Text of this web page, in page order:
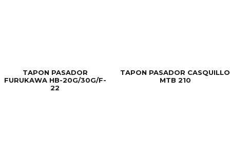
TAPON PASADOR
FURUKAWA HB-20G/30G/F-
22
TAPON PASADOR CASQUILLO
MTB 210